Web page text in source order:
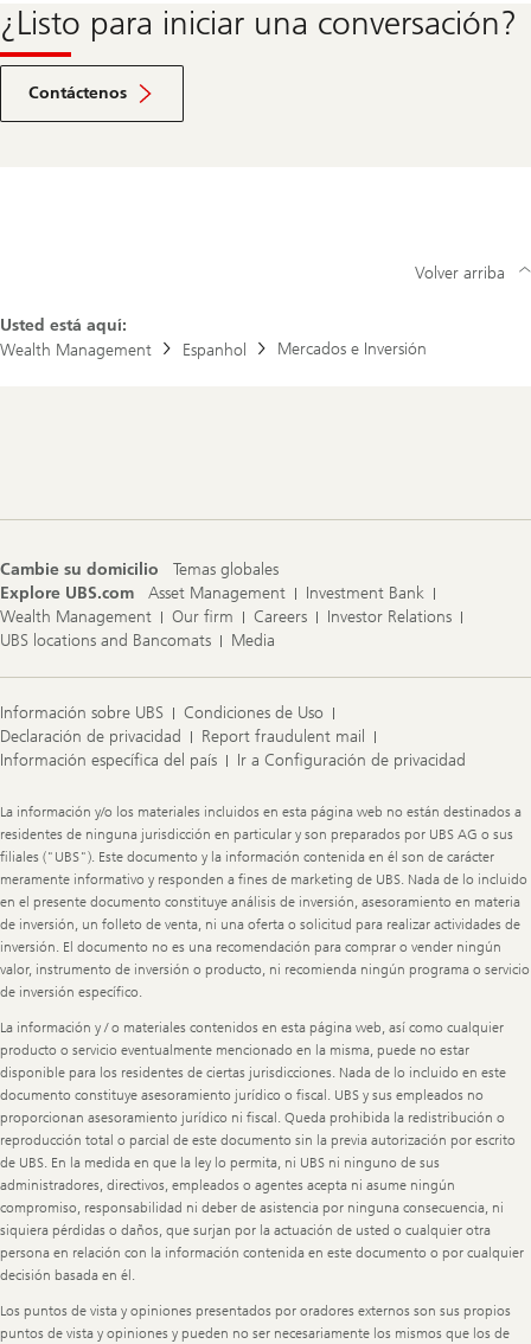
¿Listo para iniciar una conversación?
Contáctenos
Ir
al
Usted está aquí:
Wealth Management
Espanhol Mercados e Inversión
Volver arriba
Cambie su domicilio
Temas globales
Explore UBS.com
Asset Management
Investment Bank
Wealth Management
Our firm Careers
Investor Relations
UBS locations and Bancomats
Media
Información sobre UBS
Condiciones de Uso
Declaración de privacidad
Report fraudulent mail
Información específica del país
Ir a Configuración de privacidad
Legal
Information
La información y/o los materiales incluidos en esta página web no están destinados a
residentes de ninguna jurisdicción en particular y son preparados por UBS AG o sus
filiales ("UBS"). Este documento y la información contenida en él son de carácter
meramente informativo y responden a fines de marketing de UBS. Nada de lo incluido
en el presente documento constituye análisis de inversión, asesoramiento en materia
de inversión, un folleto de venta, ni una oferta o solicitud para realizar actividades de
inversión. El documento no es una recomendación para comprar o vender ningún
valor, instrumento de inversión o producto, ni recomienda ningún programa o servicio
de inversión específico.
La información y / o materiales contenidos en esta página web, así como cualquier
producto o servicio eventualmente mencionado en la misma, puede no estar
disponible para los residentes de ciertas jurisdicciones. Nada de lo incluido en este
documento constituye asesoramiento jurídico o fiscal. UBS y sus empleados no
proporcionan asesoramiento jurídico ni fiscal. Queda prohibida la redistribución o
reproducción total o parcial de este documento sin la previa autorización por escrito
de UBS. En la medida en que la ley lo permita, ni UBS ni ninguno de sus
administradores, directivos, empleados o agentes acepta ni asume ningún
compromiso, responsabilidad ni deber de asistencia por ninguna consecuencia, ni
siquiera pérdidas o daños, que surjan por la actuación de usted o cualquier otra
persona en relación con la información contenida en este documento o por cualquier
decisión basada en él.
Los puntos de vista y opiniones presentados por oradores externos son sus propios
puntos de vista y opiniones y pueden no ser necesariamente los mismos que los de